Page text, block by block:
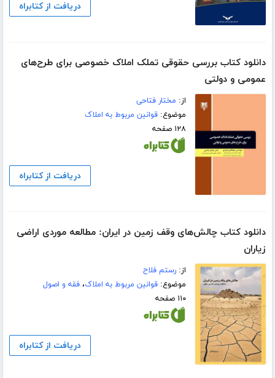
دریافت از کتابراه
دانلود کتاب بررسی حقوقی تملک املاک خصوصی برای طرح‌های
عمومی و دولتی
از: مختار فتاحی
موضوع:قوانین مربوط به املاک
۱۲۸ صفحه
دریافت از کتابراه
دانلود کتاب چالش‌های وقف زمین در ایران: مطالعه موردی اراضی
زیاران
از:رستم فلاح
موضوع:قوانین مربوط به املاک،فقه و اصول
۱۱۰ صفحه
دریافت از کتابراه